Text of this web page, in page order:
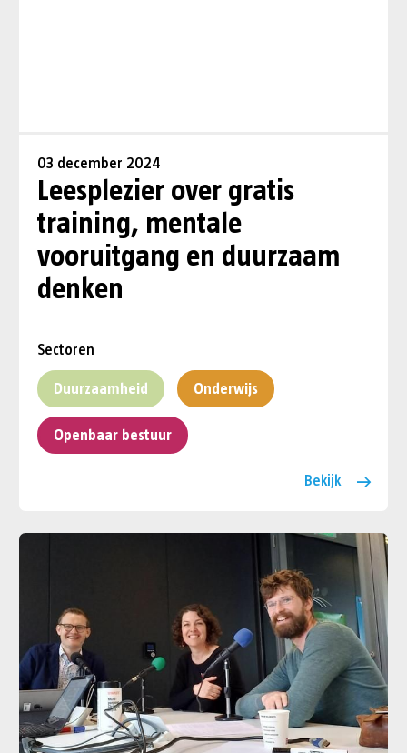
03 december 2024
Leesplezier over gratis
training, mentale
vooruitgang en duurzaam
denken
Sectoren
Duurzaamheid Onderwijs
Openbaar bestuur
Bekijk